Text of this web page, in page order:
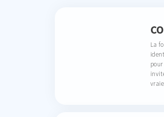
La